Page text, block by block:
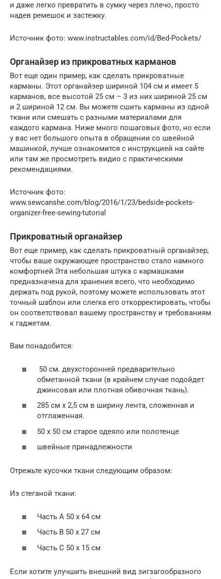
и даже легко превратить в сумку через плечо, просто
надев ремешок и застежку.
Источник фото: www.instructables.com/id/Bed-Pockets/
Органайзер из прикроватных карманов
Вот еще один пример, как сделать прикроватные
карманы. Этот органайзер шириной 104 см и имеет 5
карманов, все высотой 25 см – 3 из них шириной 25 см
и 2 шириной 12 см. Вы можете сшить карманы из одной
ткани или смешать с разными материалами для
каждого кармана. Ниже много пошаговых фото, но если
у вас нет большого опыта в обращении со швейной
машинкой, лучше ознакомится с инструкцией на сайте
или там же просмотреть видио с практическими
рекомендациями.
Источник фото:
www.sewcanshe.com/blog/2016/1/23/bedside-pockets-
organizer-free-sewing-tutorial
Прикроватный органайзер
Вот еще пример, как сделать прикроватный органайзер,
чтобы ваше окружающее пространство стало намного
комфортней.Эта небольшая штука с кармашками
предназначена для хранения всего, что необходимо
держать под рукой, поэтому можете использовать этот
точный шаблон или слегка его откорректировать, чтобы
он соответствовал вашему пространству и требованиям
к гаджетам.
Вам понадобится:
50 см. двухсторонней предварительно
обметанной ткани (в крайнем случае подойдет
джинсовая или плотная обивочная ткань).
285 см x 2,5 см в ширину лента, сложенная и
отглаженная.
50 x 50 см старое одеяло или полотенце
швейные принадлежности
Отрежьте кусочки ткани следующим образом:
Из стеганой ткани:
Часть А 50 х 64 см
Часть B 50 х 27 см
Часть C 50 х 15 см
Если хотите улучшить внешний вид зигзагообразного